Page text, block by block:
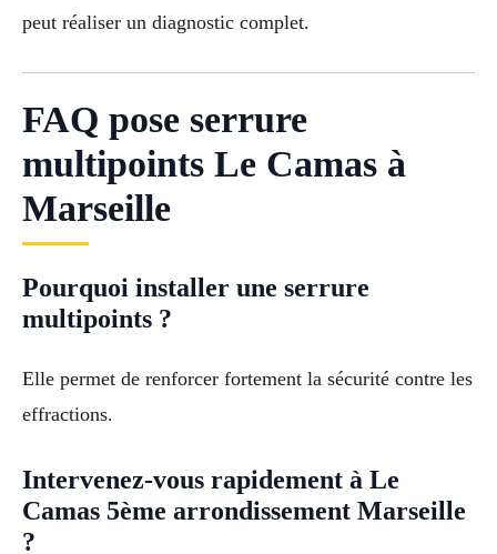
peut réaliser un diagnostic complet.
FAQ pose serrure
multipoints Le Camas à
Marseille
Pourquoi installer une serrure
multipoints ?
Elle permet de renforcer fortement la sécurité contre les
effractions.
Intervenez-vous rapidement à Le
Camas 5ème arrondissement Marseille
?